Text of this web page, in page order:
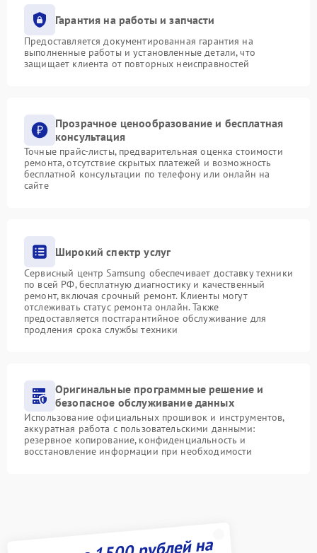
Гарантия на работы и запчасти
Предоставляется документированная гарантия на
выполненные работы и установленные детали, что
защищает клиента от повторных неисправностей
Прозрачное ценообразование и бесплатная
консультация
Точные прайс-листы, предварительная оценка стоимости
ремонта, отсутствие скрытых платежей и возможность
бесплатной консультации по телефону или онлайн на
сайте
Широкий спектр услуг
Сервисный центр Samsung обеспечивает доставку техники
по всей РФ, бесплатную диагностику и качественный
ремонт, включая срочный ремонт. Клиенты могут
отслеживать статус ремонта онлайн. Также
предоставляется постгарантийное обслуживание для
продления срока службы техники
Оригинальные программные решение и
безопасное обслуживание данных
Использование официальных прошивок и инструментов,
аккуратная работа с пользовательскими данными:
резервное копирование, конфиденциальность и
восстановление информации при необходимости